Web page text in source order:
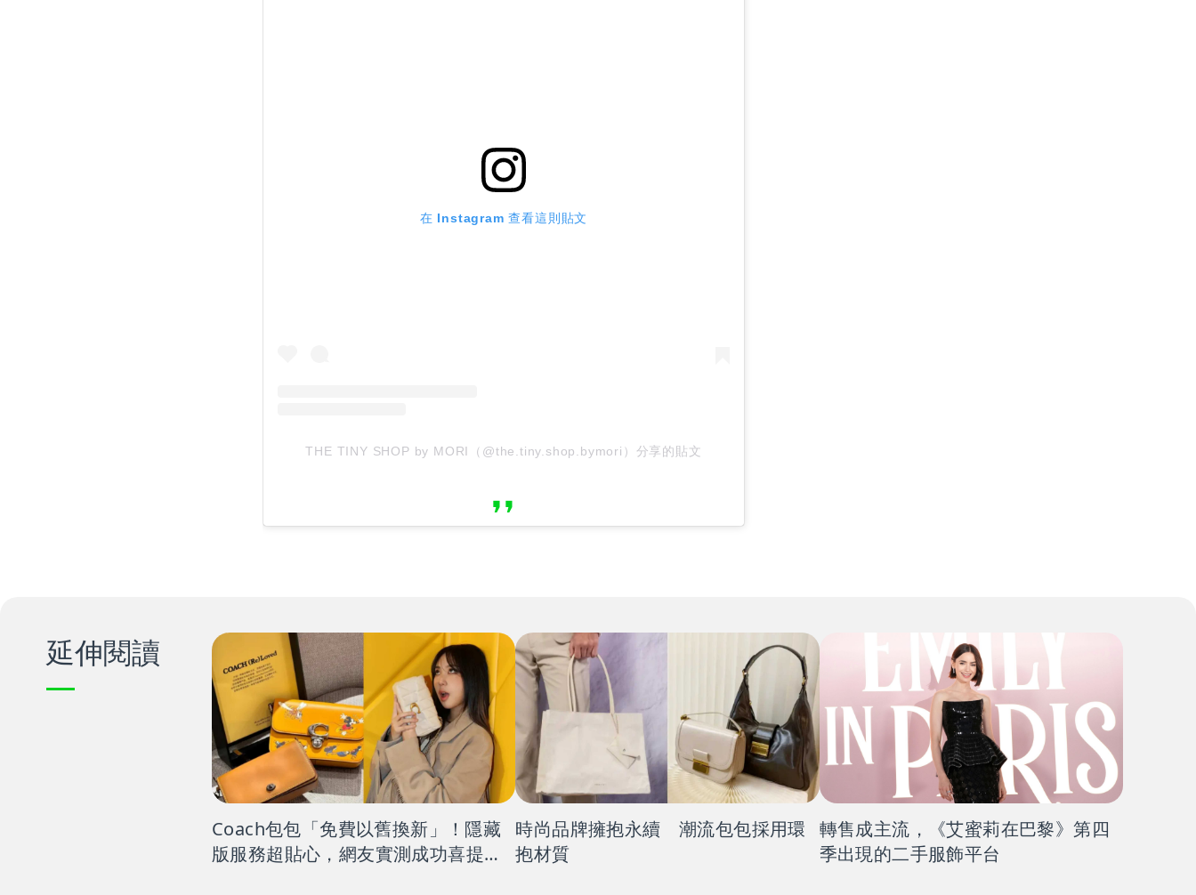
在 Instagram 查看這則貼文
THE TINY SHOP by MORI（@the.tiny.shop.bymori）分享的貼文
延伸閱讀
Coach包包「免費以舊換新」！隱藏
版服務超貼心，網友實測成功喜提新
時尚品牌擁抱永續 潮流包包採用環
抱材質
轉售成主流，《艾蜜莉在巴黎》第四
季出現的二手服飾平台